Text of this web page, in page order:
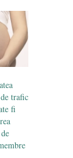
trafic
fi